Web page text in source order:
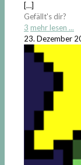
[…]
Gefällt's dir?
3 mehr lesen ...
23. Dezember